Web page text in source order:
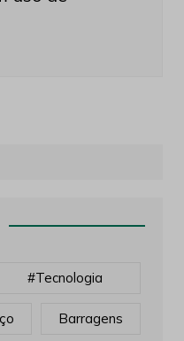
#tecnologia
Barragens